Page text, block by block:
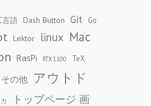
言語 Dash Button Git Go
Lektor linux Mac
RasPi RTX1100 TeX
その他 アウトド
トップページ 画